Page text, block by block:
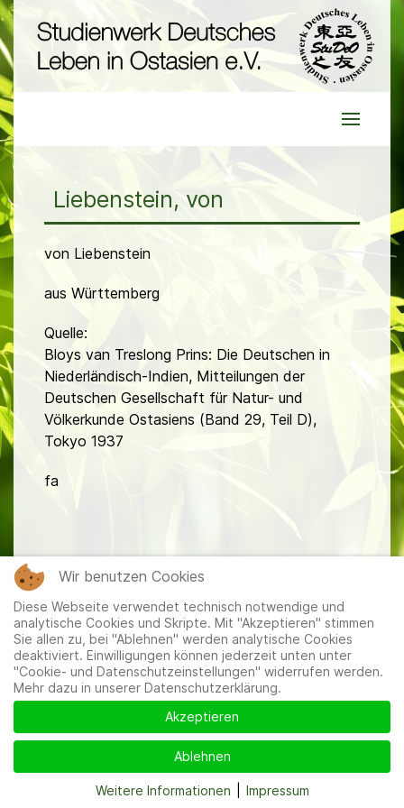
Liebenstein, von
von Liebenstein
aus Württemberg
Quelle:
Bloys van Treslong Prins: Die Deutschen in
Niederländisch-Indien, Mitteilungen der
Deutschen Gesellschaft für Natur- und
Völkerkunde Ostasiens (Band 29, Teil D),
Tokyo 1937
fa
Mitglieder|Impressum| Datenschutzerklärung|Cookie-
und Datenschutzeinstellungen
Wir benutzen Cookies
Diese Webseite verwendet technisch notwendige und
analytische Cookies und Skripte. Mit "Akzeptieren" stimmen
Sie allen zu, bei "Ablehnen" werden analytische Cookies
deaktiviert. Einwilligungen können jederzeit unten unter
"Cookie- und Datenschutzeinstellungen" widerrufen werden.
Mehr dazu in unserer Datenschutzerklärung.
Akzeptieren
Ablehnen
Weitere Informationen Impressum